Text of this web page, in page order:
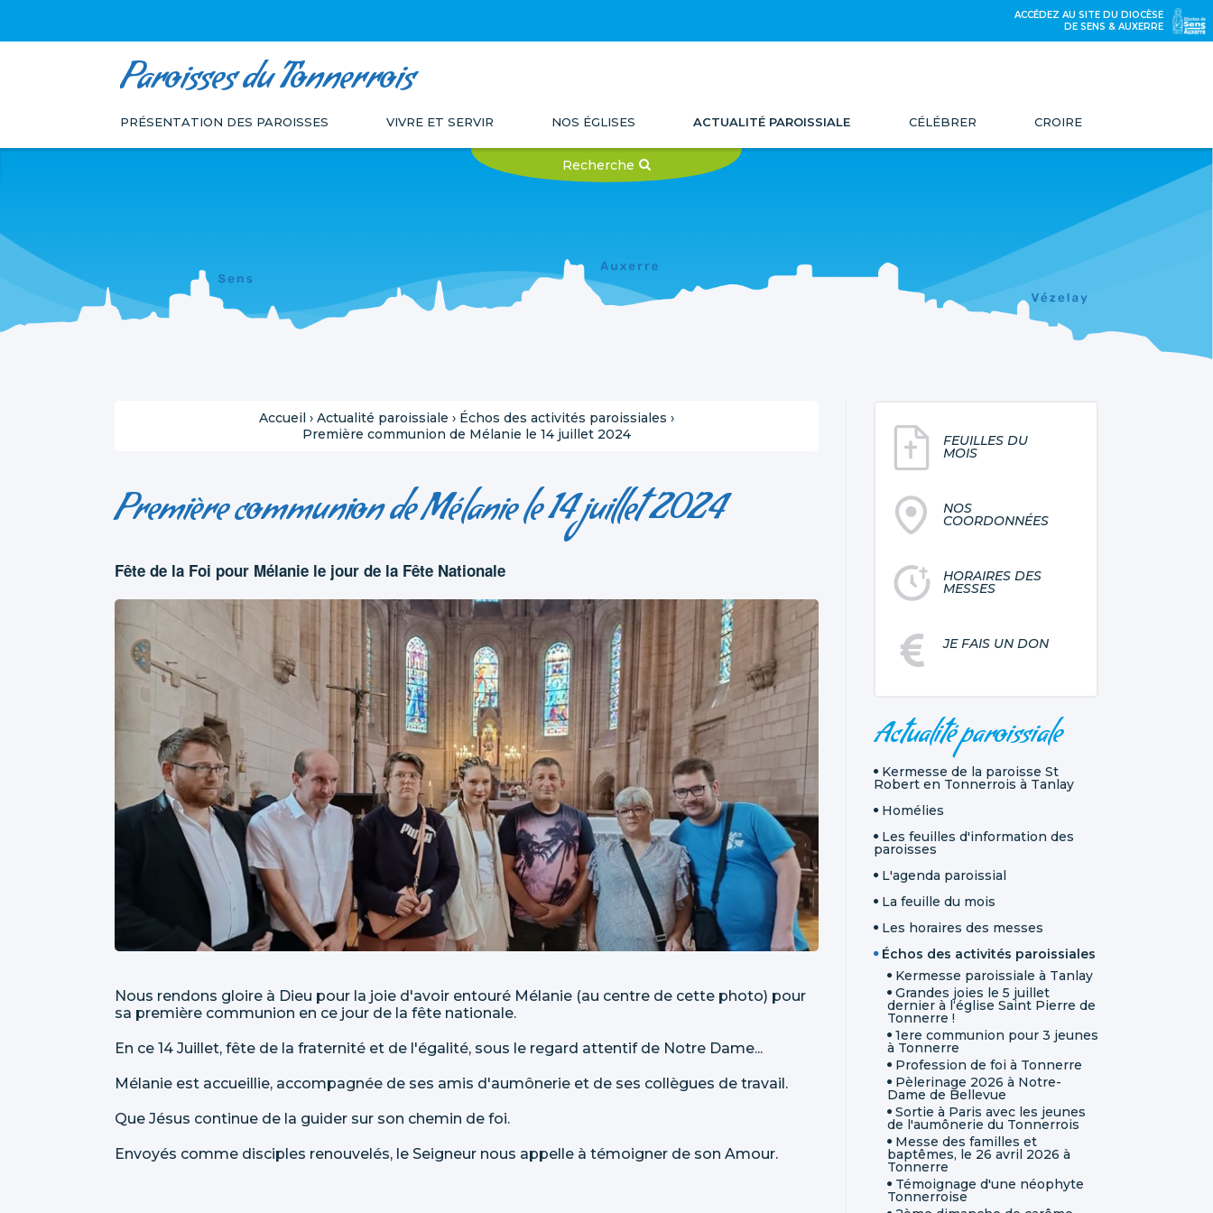
Aller
ACCÉDEZ AU SITE DU DIOCÈSE
DE SENS & AUXERRE
Paroisses du Tonnerrois
PRÉSENTATION DES PAROISSES ACTUALITÉ PAROISSIALE CÉLÉBRER CROIRE
VIVRE ET SERVIR NOS ÉGLISES
Recherche
Accueil › Actualité paroissiale › Échos des activités paroissiales ›
Première communion de Mélanie le 14 juillet 2024
Première communion de Mélanie le 14 juillet 2024
Fête de la Foi pour Mélanie le jour de la Fête Nationale
Nous rendons gloire à Dieu pour la joie d'avoir entouré Mélanie (au centre de cette photo) pour
sa première communion en ce jour de la fête nationale.
En ce 14 Juillet, fête de la fraternité et de l'égalité, sous le regard attentif de Notre Dame...
Mélanie est accueillie, accompagnée de ses amis d'aumônerie et de ses collègues de travail.
Que Jésus continue de la guider sur son chemin de foi.
Envoyés comme disciples renouvelés, le Seigneur nous appelle à témoigner de son Amour.
FEUILLES DU
MOIS
NOS
COORDONNÉES
HORAIRES DES
MESSES
JE FAIS UN DON
Actualité paroissiale
Kermesse de la paroisse St
Robert en Tonnerrois à Tanlay
Homélies
Les feuilles d'information des
paroisses
L'agenda paroissial
La feuille du mois
Les horaires des messes
Échos des activités paroissiales
Kermesse paroissiale à Tanlay
Grandes joies le 5 juillet
dernier à l‘église Saint Pierre de
Tonnerre !
1ere communion pour 3 jeunes
à Tonnerre
Profession de foi à Tonnerre
Pèlerinage 2026 à Notre-
Dame de Bellevue
Sortie à Paris avec les jeunes
de l'aumônerie du Tonnerrois
Messe des familles et
baptêmes, le 26 avril 2026 à
Tonnerre
Témoignage d'une néophyte
Tonnerroise